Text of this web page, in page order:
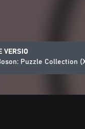
VERSIO
Puzzle Collection